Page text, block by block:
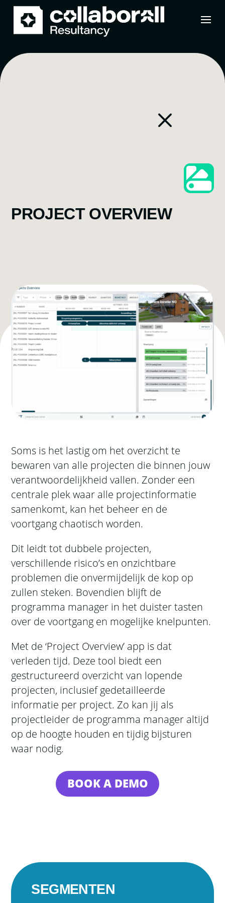
M
PROJECT OVERVIEW
Soms is het lastig om het overzicht te
bewaren van alle projecten die binnen jouw
verantwoordelijkheid vallen. Zonder een
centrale plek waar alle projectinformatie
samenkomt, kan het beheer en de
voortgang chaotisch worden.
Dit leidt tot dubbele projecten,
verschillende risico’s en onzichtbare
problemen die onvermijdelijk de kop op
zullen steken. Bovendien blijft de
programma manager in het duister tasten
over de voortgang en mogelijke knelpunten.
Met de ‘Project Overview’ app is dat
verleden tijd. Deze tool biedt een
gestructureerd overzicht van lopende
projecten, inclusief gedetailleerde
informatie per project. Zo kan jij als
projectleider de programma manager altijd
op de hoogte houden en tijdig bijsturen
waar nodig.
BOOK A DEMO
SEGMENTEN